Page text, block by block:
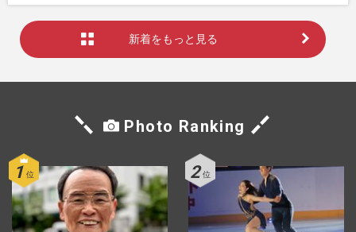
新着をもっと見る
Photo Ranking